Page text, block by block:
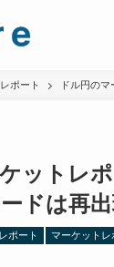
ポート ドル円の
ケットレ
ドは再
ポート マーケットレ